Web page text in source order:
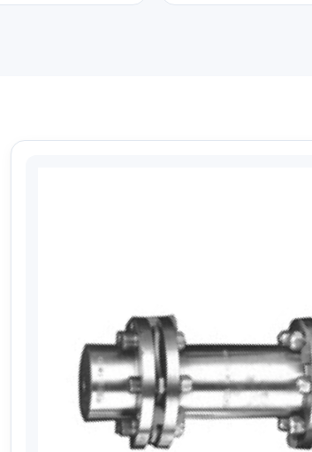
pour traiter ma demande.Politique
de devis
seront jamais partagées